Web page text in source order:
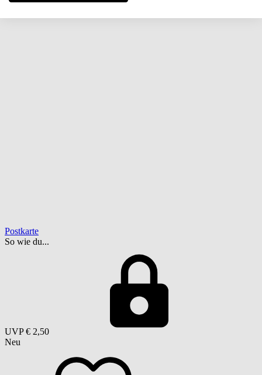
Postkarte
So wie du...
UVP € 2,50
Neu